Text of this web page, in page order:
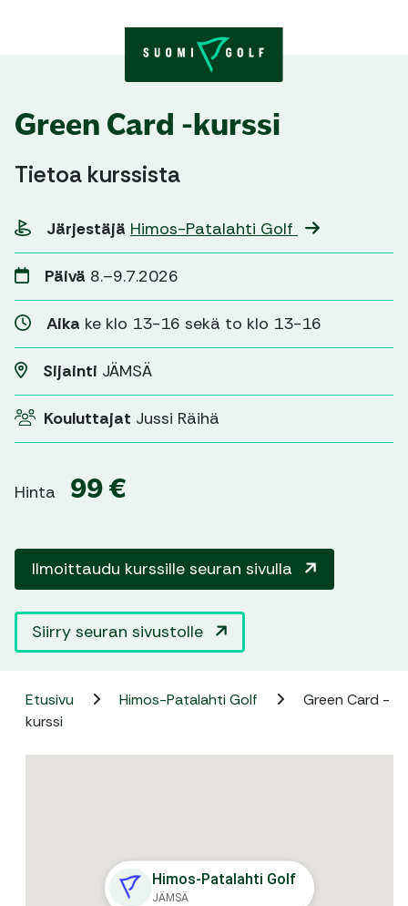
Green Card -kurssi
Tietoa kurssista
Järjestäjä Himos-Patalahti Golf
Päivä 8.–9.7.2026
Aika ke klo 13-16 sekä to klo 13-16
Sijainti JÄMSÄ
Kouluttajat Jussi Räihä
Hinta 99 €
Ilmoittaudu kurssille seuran sivulla
Siirry seuran sivustolle
Etusivu Himos-Patalahti Golf
Green Card -
kurssi
Himos-Patalahti Golf
JÄMSÄ